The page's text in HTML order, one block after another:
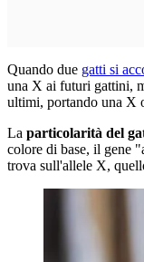
Quando due gatti si
una X ai futuri gattini,
ultimi, portando una X
La particolarità del
colore di base, il gene
trova sull'allele X,